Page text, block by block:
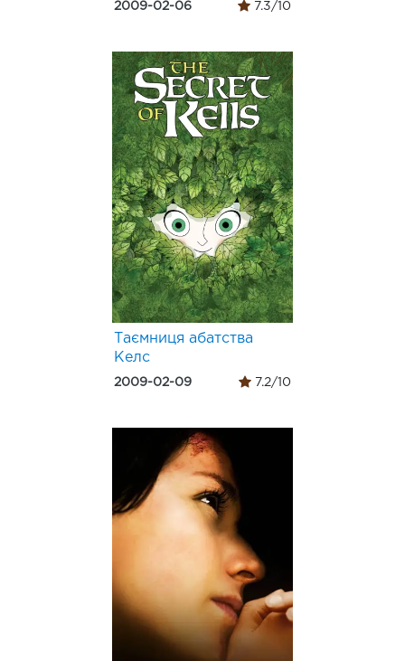
2009-02-06 7.3/10
Таємниця абатства
Келс
2009-02-09 7.2/10